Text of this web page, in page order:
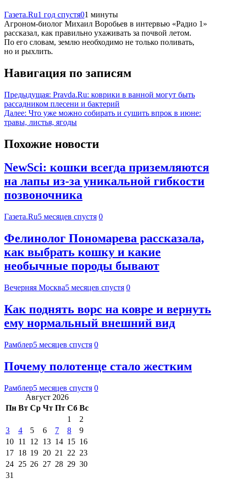
Газета.Ru1 год спустя01 минуты
Агроном-биолог Михаил Воробьев в интервью «Радио 1»
рассказал, как правильно ухаживать за почвой летом.
По его словам, землю необходимо не только поливать,
но и рыхлить.
Навигация по записям
Предыдущая: Pravda.Ru: коврики в ванной могут быть
рассадником плесени и бактерий
Далее: Что уже можно собирать и сушить впрок в июне:
травы, листья, ягоды
Похожие новости
NewSci: кошки всегда приземляются
на лапы из-за уникальной гибкости
позвоночника
Газета.Ru5 месяцев спустя 0
Фелинолог Пономарева рассказала,
как выбрать кошку и какие
необычные породы бывают
Вечерняя Москва5 месяцев спустя 0
Как поднять ворс на ковре и вернуть
ему нормальный внешний вид
Рамблер5 месяцев спустя 0
Почему полотенце стало жестким
Рамблер5 месяцев спустя 0
Август 2026
Пн Вт Ср Чт Пт Сб Вс
1
2
3
4 5 6 7 8
9
10 11 12 13 14 15 16
17 18 19 20 21 22 23
24 25 26 27 28 29 30
31